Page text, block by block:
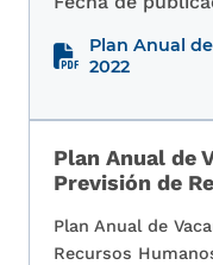
Plan Anual
2022
Plan Anual de
Previsión de
Plan Anual de
Recursos